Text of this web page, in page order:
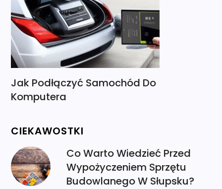
Jak Podłączyć Samochód Do
Komputera
CIEKAWOSTKI
Co Warto Wiedzieć Przed
Wypożyczeniem Sprzętu
Budowlanego W Słupsku?